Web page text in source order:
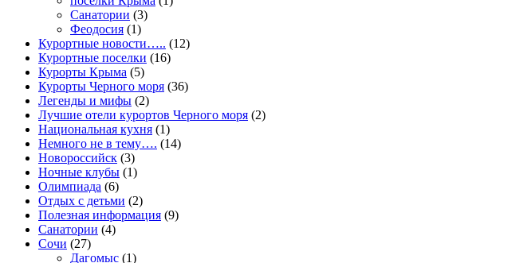
Санатории (3)
Феодосия (1)
Курортные новости….. (12)
Курортные поселки (16)
Курорты Крыма (5)
Курорты Черного моря (36)
Легенды и мифы (2)
Лучшие отели курортов Черного моря (2)
Национальная кухня (1)
Немного не в тему…. (14)
Новороссийск (3)
Ночные клубы (1)
Олимпиада (6)
Отдых с детьми (2)
Полезная информация (9)
Санатории (4)
Сочи (27)
Дагомыс (1)